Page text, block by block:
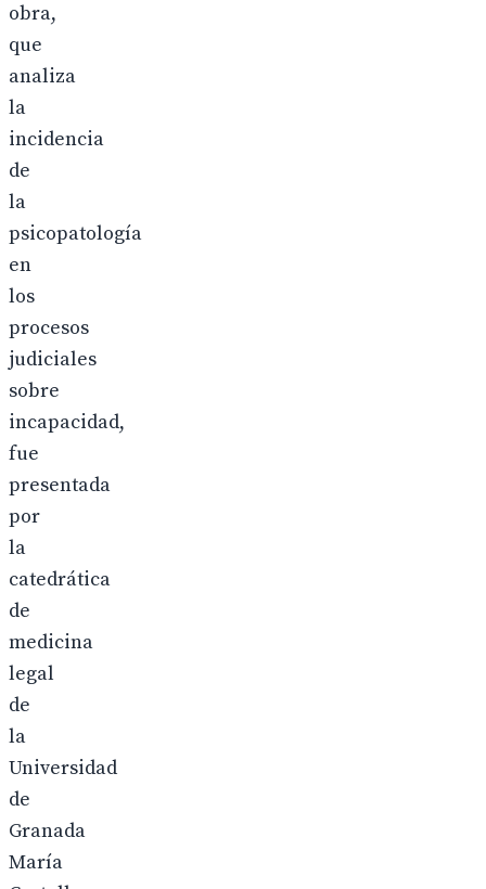
obra,
que
analiza
la
incidencia
de
la
psicopatología
en
los
procesos
judiciales
sobre
incapacidad,
fue
presentada
por
la
catedrática
de
medicina
legal
de
la
Universidad
de
Granada
María